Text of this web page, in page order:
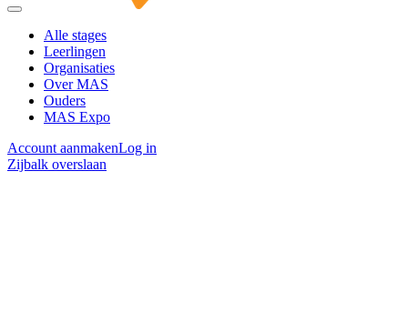
Alle stages
Leerlingen
Organisaties
Over MAS
Ouders
MAS Expo
Account aanmakenLog in
Zijbalk overslaan